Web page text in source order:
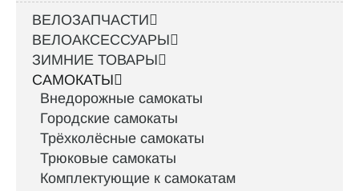
ВЕЛОЗАПЧАСТИ
ВЕЛОАКСЕССУАРЫ
ЗИМНИЕ ТОВАРЫ
САМОКАТЫ
Внедорожные самокаты
Городские самокаты
Трёхколёсные самокаты
Трюковые самокаты
Комплектующие к самокатам